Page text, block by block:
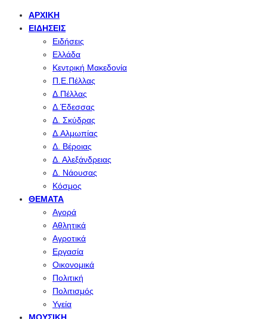
ΑΡΧΙΚΉ
ΕΙΔΉΣΕΙΣ
Ειδήσεις
Ελλάδα
Κεντρική Μακεδονία
Π.Ε.Πέλλας
Δ.Πέλλας
Δ.Έδεσσας
Δ. Σκύδρας
Δ.Αλμωπίας
Δ. Βέροιας
Δ. Αλεξάνδρειας
Δ. Νάουσας
Κόσμος
ΘΈΜΑΤΑ
Αγορά
Αθλητικά
Αγροτικά
Εργασία
Οικονομικά
Πολιτική
Πολιτισμός
Υγεία